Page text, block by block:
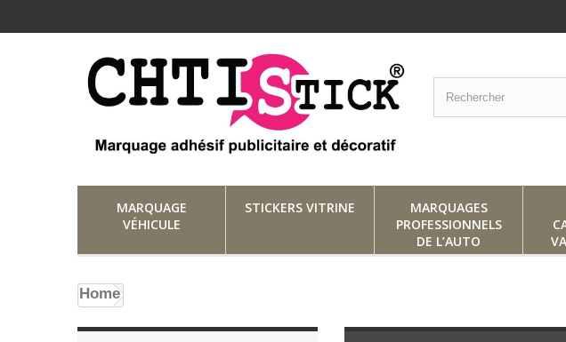
MARQUAGE
VÉHICULE
STICKERS VITRINE
MARQUAGES
PROFESSIONNELS
DE L’AUTO
Home